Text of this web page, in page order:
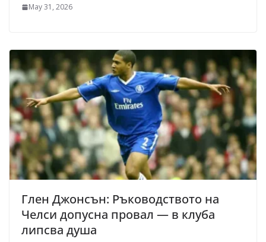
May 31, 2026
Глен Джонсън: Ръководството на
Челси допусна провал — в клуба
липсва душа